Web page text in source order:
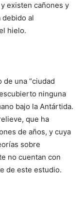
existen cañones y
debido al
hielo.
una “ciudad
ninguna
bajo la Antártida.
que ha
de años, y cuya
sobre
no cuentan con
de este estudio.